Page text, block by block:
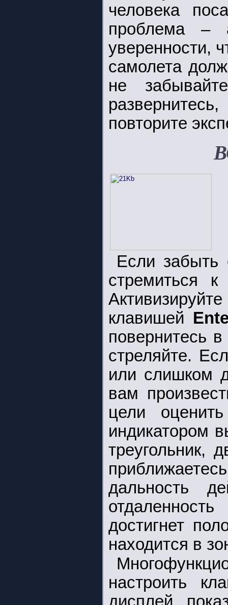
человека
проблема –
уверенности,
самолета
не
повторите
Если забыть
стремиться
клавишей
повернитесь
стреляйте.
или слишком
вам
цели
индикатором
треугольник,
дальность
достигнет
находится в
настроить